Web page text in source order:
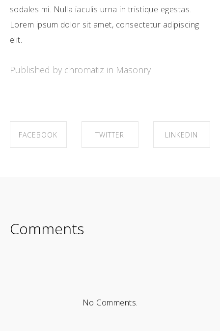
sodales mi. Nulla iaculis urna in tristique egestas.
Lorem ipsum dolor sit amet, consectetur adipiscing
elit.
Published by chromatiz in Masonry
FACEBOOK TWITTER LINKEDIN
Comments
No Comments.